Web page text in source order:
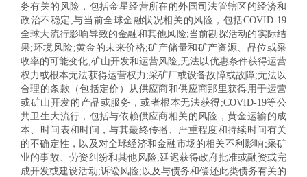
务有关的风险，包括金星经营所在的外国司法管辖区的经济和
政治不稳定;与当前全球金融状况相关的风险，包括COVID-19
全球大流行影响导致的金融和其他风险;当前勘探活动的实际结
果;环境风险;黄金的未来价格;矿产储量和矿产资源、品位或采
收率的可能变化;矿山开发和运营风险;无法以优惠条件获得运营
权力或根本无法获得运营权力;采矿厂或设备故障或故障;无法以
合理的条款（包括定价）从供应商和供应商那里获得用于运营
或矿山开发的产品或服务，或者根本无法获得;COVID-19等公
共卫生大流行，包括与依赖供应商相关的风险，黄金运输的成
本、时间表和时间，与其最终传播、严重程度和持续时间有关
的不确定性，以及对全球经济和金融市场的相关不利影响;采矿
业的事故、劳资纠纷和其他风险;延迟获得政府批准或融资或完
成开发或建设活动;诉讼风险;以及与债务和偿还此类债务有关的